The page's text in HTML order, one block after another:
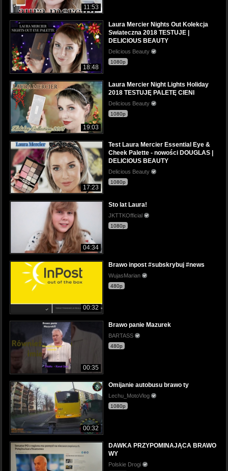
11:53
18:48
Laura Mercier Nights Out Kolekcja
Swiateczna 2018 TESTUJE |
DELICIOUS BEAUTY
Delicious Beauty
1080p
19:03
Laura Mercier Night Lights Holiday
2018 TESTUJĘ PALETĘ CIENI
Delicious Beauty
1080p
17:23
Test Laura Mercier Essential Eye &
Cheek Palette - nowości DOUGLAS |
DELICIOUS BEAUTY
Delicious Beauty
1080p
04:34
Sto lat Laura!
JKTTKOfficial
1080p
00:32
Brawo inpost #subskrybuj #news
WujasMarian
480p
00:35
Brawo panie Mazurek
BARTASS
480p
00:32
Omijanie autobusu brawo ty
Lechu_MotoVlog
1080p
DAWKA PRZYPOMINAJĄCA BRAWO
WY
Polskie Drogi